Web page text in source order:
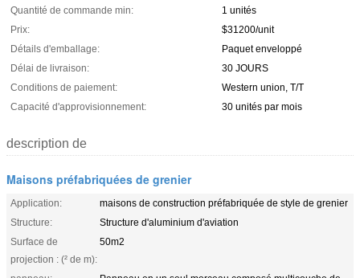
Quantité de commande min:
1 unités
Prix:
$31200/unit
Détails d'emballage:
Paquet enveloppé
Délai de livraison:
30 JOURS
Conditions de paiement:
Western union, T/T
Capacité d'approvisionnement:
30 unités par mois
description de
Maisons préfabriquées de grenier
Application:
maisons de construction préfabriquée de style de grenier
Structure:
Structure d'aluminium d'aviation
Surface de
projection : (² de m):
50m2